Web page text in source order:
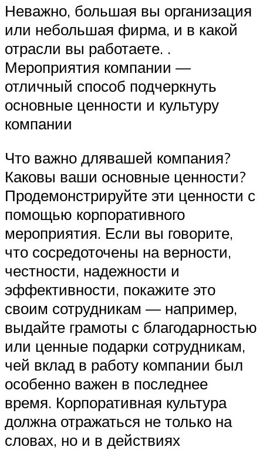
Неважно, большая вы организация
или небольшая фирма, и в какой
отрасли вы работаете. .
Мероприятия компании —
отличный способ подчеркнуть
основные ценности и культуру
компании
Что важно длявашей компания?
Каковы ваши основные ценности?
Продемонстрируйте эти ценности с
помощью корпоративного
мероприятия. Если вы говорите,
что сосредоточены на верности,
честности, надежности и
эффективности, покажите это
своим сотрудникам — например,
выдайте грамоты с благодарностью
или ценные подарки сотрудникам,
чей вклад в работу компании был
особенно важен в последнее
время. Корпоративная культура
должна отражаться не только на
словах, но и в действиях